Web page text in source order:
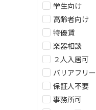
学生向け
高齢者向け
特優賃
楽器相談
２人入居可
バリアフリー
保証人不要
事務所可